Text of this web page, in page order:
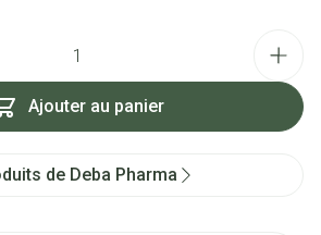
Ajouter au panier
de Deba Pharma